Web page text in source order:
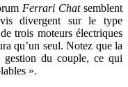
Ferrari Chatsemblent
divergent sur le type
trois moteurs électriques
qu’un seul. Notez que la
gestion du couple, ce qui
».